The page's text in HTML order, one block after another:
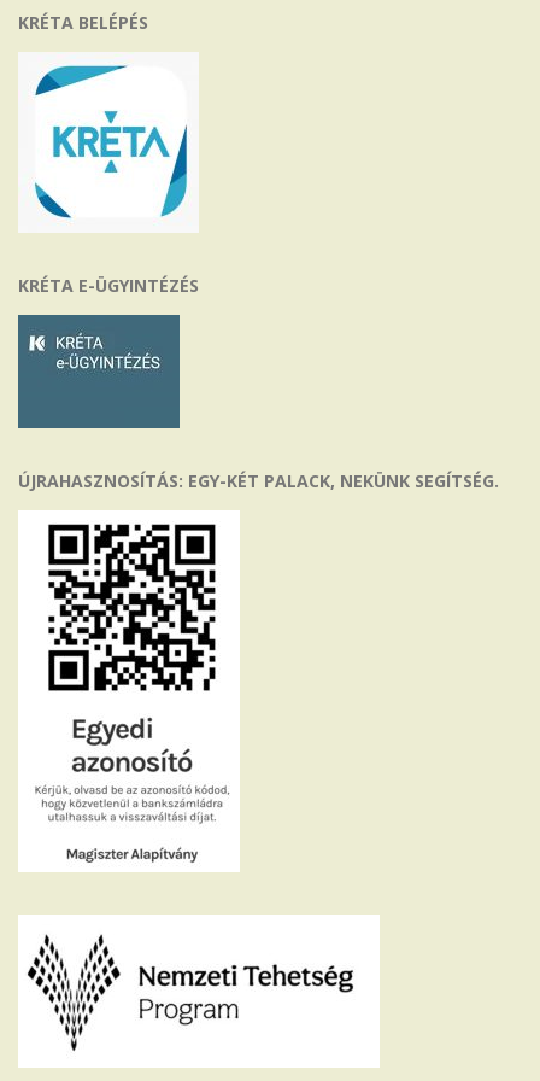
KRÉTA BELÉPÉS
KRÉTA E-ÜGYINTÉZÉS
ÚJRAHASZNOSÍTÁS: EGY-KÉT PALACK, NEKÜNK SEGÍTSÉG.